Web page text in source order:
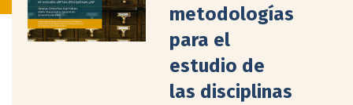
metodologías
para el
estudio de
las disciplinas